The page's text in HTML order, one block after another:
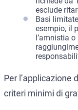
esclude
Basi
esempio, il
l’amnistia
Per l’applicazione
criteri minimi di